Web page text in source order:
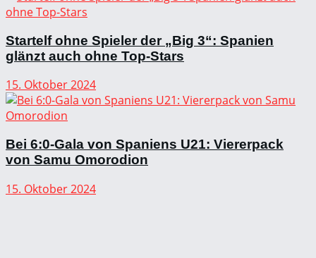
Startelf ohne Spieler der „Big 3“: Spanien
glänzt auch ohne Top-Stars
15. Oktober 2024
Bei 6:0-Gala von Spaniens U21: Viererpack
von Samu Omorodion
15. Oktober 2024